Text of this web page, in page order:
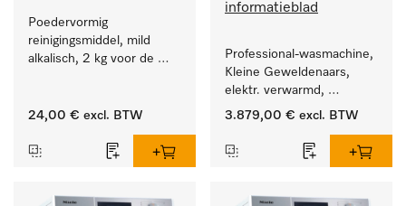
Poedervormig
reinigingsmiddel, mild
alkalisch, 2 kg voor de
bestek en glazen.
24,00 € excl. BTW
informatieblad
Professional-wasmachine,
Kleine Geweldenaars,
elektr. verwarmd,
afvoerklep en
programma's.
Vermogen 7 kg  in 49 min
3.879,00 € excl. BTW